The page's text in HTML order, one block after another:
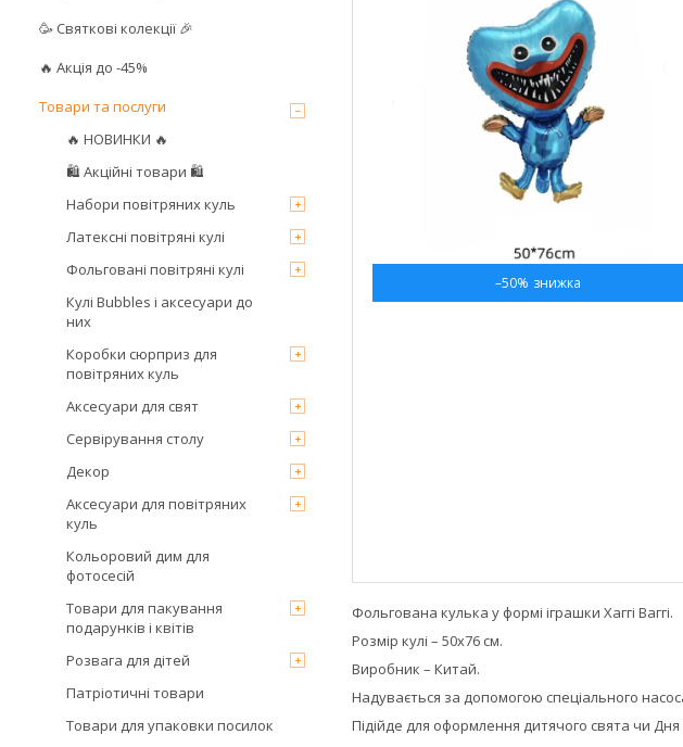
–50%
Фольгована кулька у формі іграшки Хаггі Ваггі.
Розмір кулі – 50х76 см.
Виробник – Китай.
Надувається за допомогою спеціального
Підійде для оформлення дитячого свята чи
🥳 Святкові колекції 🎉
🔥 Акція до -45%
Товари та послуги
🔥 НОВИНКИ 🔥
🛍 Акційні товари 🛍
Набори повітряних куль
Латексні повітряні кулі
Фольговані повітряні кулі
Кулі Bubbles і аксесуари до
них
Коробки сюрприз для
повітряних куль
Аксесуари для свят
Сервірування столу
Декор
Аксесуари для повітряних
куль
Кольоровий дим для
фотосесій
Товари для пакування
подарунків і квітів
Розвага для дітей
Патріотичні товари
Товари для упаковки посилок